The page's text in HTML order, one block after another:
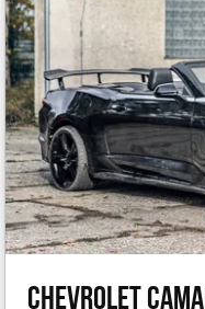
Chevrolet